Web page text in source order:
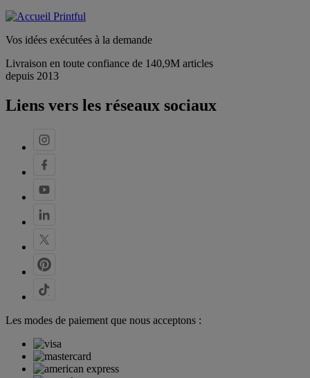
Vos idées exécutées à la demande
Livraison en toute confiance de 140,9M articles
depuis 2013
Liens vers les réseaux sociaux
Les modes de paiement que nous acceptons :